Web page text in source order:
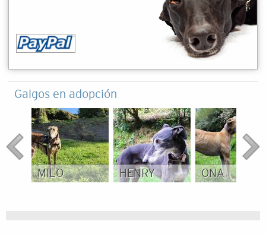
Galgos en adopción
MILO HENRY ONA